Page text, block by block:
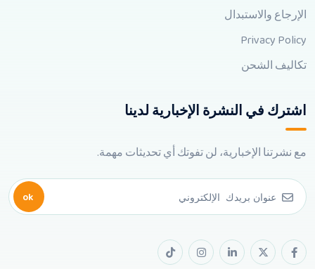
الإرجاع والاستبدال
Privacy Policy
تكاليف الشحن
اشترك في النشرة الإخبارية لدينا
مع نشرتنا الإخبارية، لن تفوتك أي تحديثات مهمة.
ok